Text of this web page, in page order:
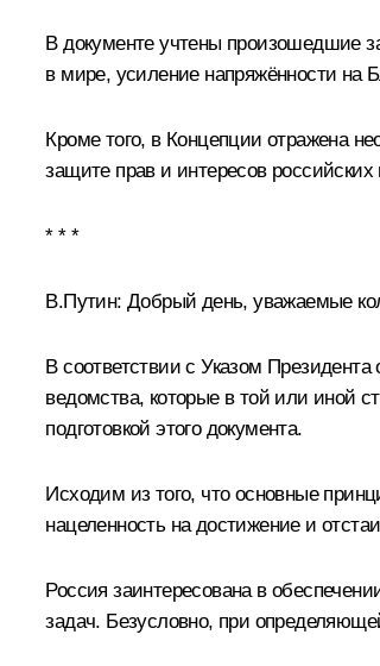
В документе учтены произошедшие
в мире, усиление напряжённости на
Кроме того, в Концепции отражена
защите прав и интересов
* * *
В.Путин: Добрый день, уважаемые
В соответствии сУказом Президента
ведомства, которые в той или иной
подготовкой этого документа.
Исходим из того, что основные
нацеленность на достижение и
Россия заинтересована в
задач. Безусловно, при